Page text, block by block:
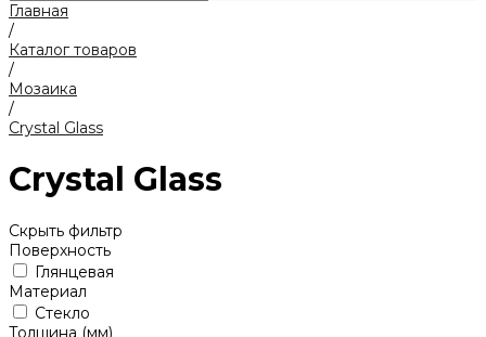
Главная
/
Каталог товаров
/
Мозаика
/
Crystal Glass
Crystal Glass
Скрыть фильтр
Поверхность
Глянцевая
Материал
Стекло
Толщина (мм)